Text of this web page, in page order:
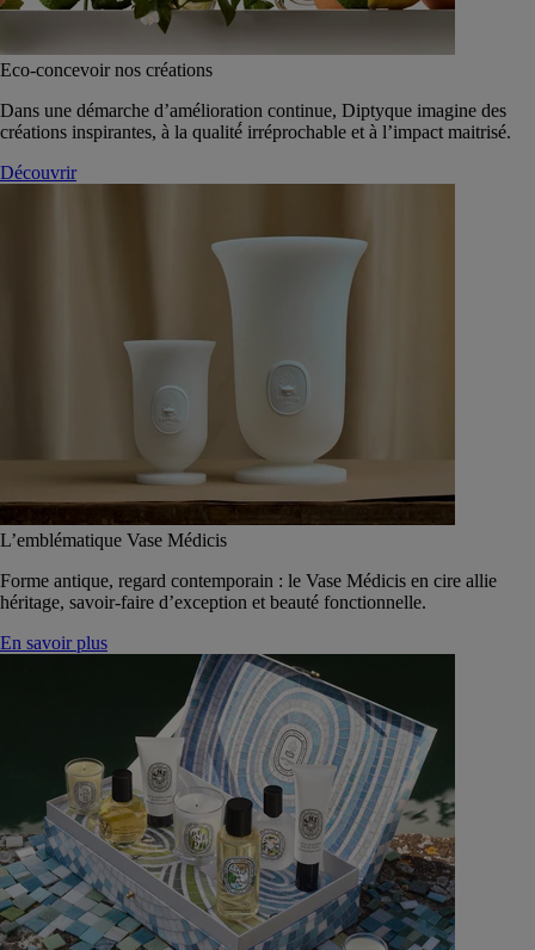
Eco-concevoir nos créations
Dans une démarche d’amélioration continue, Diptyque imagine des
créations inspirantes, à la qualité́ irréprochable et à l’impact maitrisé.
Découvrir
L’emblématique Vase Médicis
Forme antique, regard contemporain : le Vase Médicis en cire allie
héritage, savoir-faire d’exception et beauté fonctionnelle.
En savoir plus